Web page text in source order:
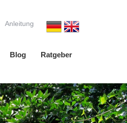
Blog Ratgeber
Anleitung